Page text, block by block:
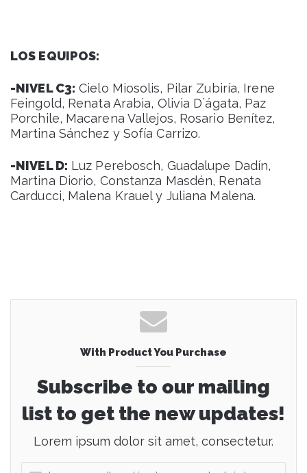
LOS EQUIPOS:
-NIVEL C3: Cielo Miosolis, Pilar Zubiría, Irene
Feingold, Renata Arabia, Olivia D´ágata, Paz
Porchile, Macarena Vallejos, Rosario Benítez,
Martina Sánchez y Sofía Carrizo.
-NIVEL D: Luz Perebosch, Guadalupe Dadín,
Martina Diorio, Constanza Masdén, Renata
Carducci, Malena Krauel y Juliana Malena.
With Product You Purchase
Subscribe to our mailing
list to get the new updates!
Lorem ipsum dolor sit amet, consectetur.